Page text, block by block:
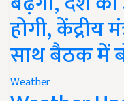
होगी, केंद्रीय
साथ बैठक में
Weather